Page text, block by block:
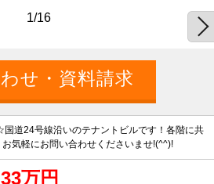
1/16
道24号線沿いのテナントビルです！各階に共
気軽にお問い合わせくださいませ!(^^)!
万円